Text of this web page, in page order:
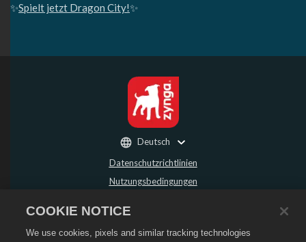
✨Spielt jetzt Dragon City!✨
Datenschutzrichtlinien
Nutzungsbedingungen
Rückerstattungsrichtlinie
Cookie-Richtlinie
Deutsch
COOKIE NOTICE
We use cookies, pixels and similar tracking technologies